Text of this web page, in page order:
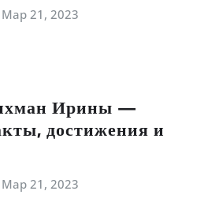
Мар 21, 2023
Ирины —
достижения и
Мар 21, 2023